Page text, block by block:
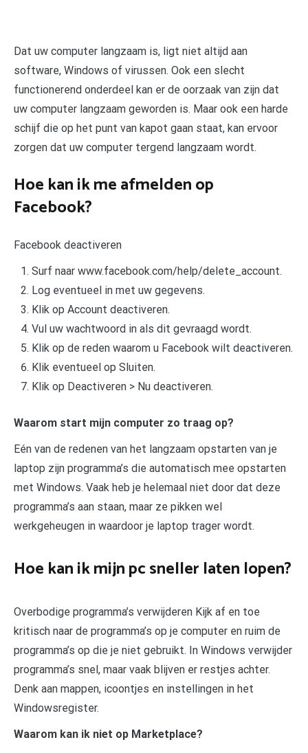
Dat uw computer langzaam is, ligt niet altijd aan
software, Windows of virussen. Ook een slecht
functionerend onderdeel kan er de oorzaak van zijn dat
uw computer langzaam geworden is. Maar ook een harde
schijf die op het punt van kapot gaan staat, kan ervoor
zorgen dat uw computer tergend langzaam wordt.
Hoe kan ik me afmelden op
Facebook?
Facebook deactiveren
Surf naar www.facebook.com/help/delete_account.
Log eventueel in met uw gegevens.
Klik op Account deactiveren.
Vul uw wachtwoord in als dit gevraagd wordt.
Klik op de reden waarom u Facebook wilt deactiveren.
Klik eventueel op Sluiten.
Klik op Deactiveren > Nu deactiveren.
Waarom start mijn computer zo traag op?
Eén van de redenen van het langzaam opstarten van je
laptop zijn programma’s die automatisch mee opstarten
met Windows. Vaak heb je helemaal niet door dat deze
programma’s aan staan, maar ze pikken wel
werkgeheugen in waardoor je laptop trager wordt.
Hoe kan ik mijn pc sneller laten lopen?
Overbodige programma’s verwijderen Kijk af en toe
kritisch naar de programma’s op je computer en ruim de
programma’s op die je niet gebruikt. In Windows verwijder
programma’s snel, maar vaak blijven er restjes achter.
Denk aan mappen, icoontjes en instellingen in het
Windowsregister.
Waarom kan ik niet op Marketplace?